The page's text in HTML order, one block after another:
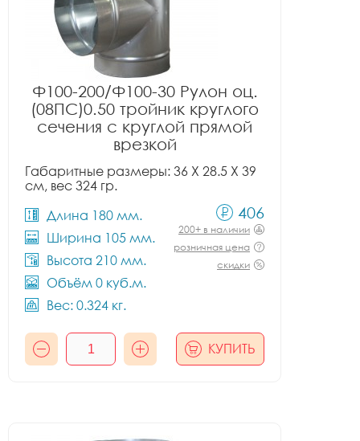
Ф100-200/Ф100-30 Рулон оц.
(08ПС)0.50 тройник круглого
сечения с круглой прямой
врезкой
Габаритные размеры: 36 X 28.5 X 39
см, вес 324 гр.
Длина 180 мм.
Ширина 105 мм.
Высота 210 мм.
Объём 0 куб.м.
Вес: 0.324 кг.
406
200+ в наличии
розничная цена
скидки
КУПИТЬ